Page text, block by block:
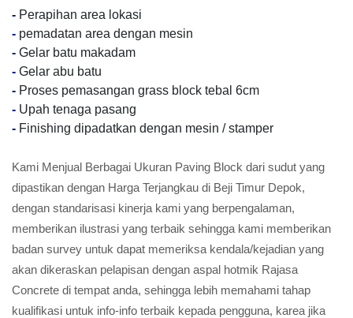
- Perapihan area lokasi
- pemadatan area dengan mesin
- Gelar batu makadam
- Gelar abu batu
- Proses pemasangan grass block tebal 6cm
- Upah tenaga pasang
- Finishing dipadatkan dengan mesin / stamper
Kami Menjual Berbagai Ukuran Paving Block dari sudut yang
dipastikan dengan Harga Terjangkau di Beji Timur Depok,
dengan standarisasi kinerja kami yang berpengalaman,
memberikan ilustrasi yang terbaik sehingga kami memberikan
badan survey untuk dapat memeriksa kendala/kejadian yang
akan dikeraskan pelapisan dengan aspal hotmik Rajasa
Concrete di tempat anda, sehingga lebih memahami tahap
kualifikasi untuk info-info terbaik kepada pengguna, karea jika